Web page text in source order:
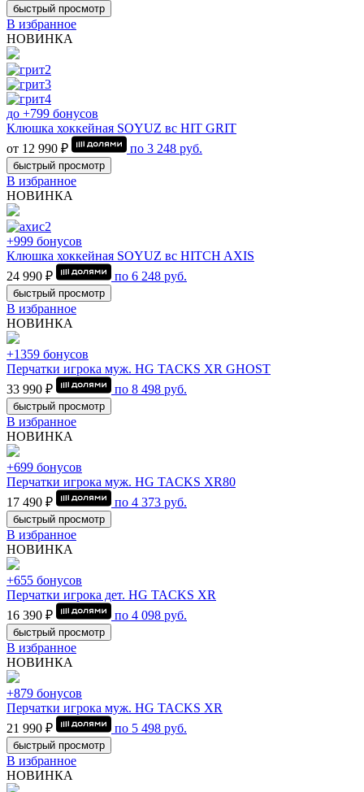
быстрый просмотр
В избранное
НОВИНКА
до +799 бонусов
Клюшка хоккейная SOYUZ вс HIT GRIT
от 12 990 ₽
по 3 248 руб.
быстрый просмотр
В избранное
НОВИНКА
+999 бонусов
Клюшка хоккейная SOYUZ вс HITCH AXIS
24 990 ₽
по 6 248 руб.
быстрый просмотр
В избранное
НОВИНКА
+1359 бонусов
Перчатки игрока муж. HG TACKS XR GHOST
33 990 ₽
по 8 498 руб.
быстрый просмотр
В избранное
НОВИНКА
+699 бонусов
Перчатки игрока муж. HG TACKS XR80
17 490 ₽
по 4 373 руб.
быстрый просмотр
В избранное
НОВИНКА
+655 бонусов
Перчатки игрока дет. HG TACKS XR
16 390 ₽
по 4 098 руб.
быстрый просмотр
В избранное
НОВИНКА
+879 бонусов
Перчатки игрока муж. HG TACKS XR
21 990 ₽
по 5 498 руб.
быстрый просмотр
В избранное
НОВИНКА